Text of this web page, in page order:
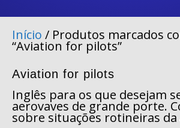
Início / Produtos marcados
“Aviation for pilots”
Aviation for pilots
Inglês para os que desejam
aerovaves de grande porte.
sobre situações rotineiras da